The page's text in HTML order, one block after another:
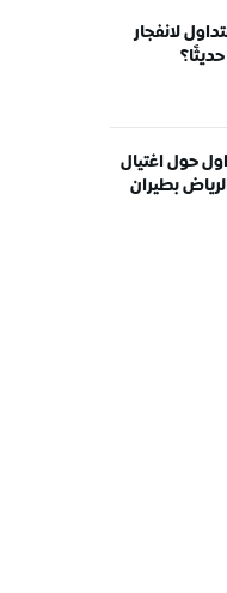
لانفجار
حول اغتيال
بطيران